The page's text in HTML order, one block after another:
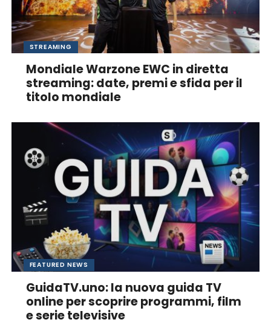
STREAMING
Mondiale Warzone EWC in diretta
streaming: date, premi e sfida per il
titolo mondiale
FEATURED NEWS
GuidaTV.uno: la nuova guida TV
online per scoprire programmi, film
e serie televisive